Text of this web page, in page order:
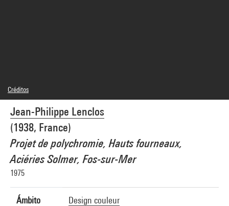
Jean-Philippe Lenclos
(1938, France)
Projet de polychromie, Hauts fourneaux,
Aciéries Solmer, Fos-sur-Mer
1975
Ámbito Design couleur
Créditos
© Adagp, Paris
Créditos fotográficos : Centre Pompidou, MNAM-CCI/Audrey Laurans/Dist.
GrandPalaisRmn
Referencia de la imagen : 4N46087
Difusión de la imagen :GrandPalaisRmnPhoto